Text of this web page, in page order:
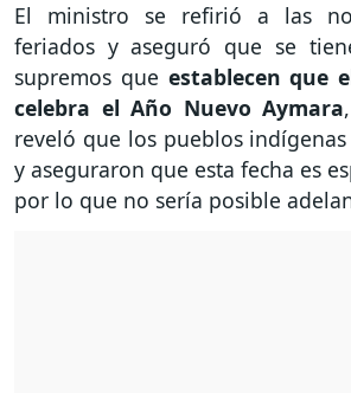
El ministro se refirió a las
feriados y aseguró que se
supremos que establecen que
celebra el Año Nuevo Aymara
reveló que los pueblos
y aseguraron que esta fecha es
por lo que no sería posible